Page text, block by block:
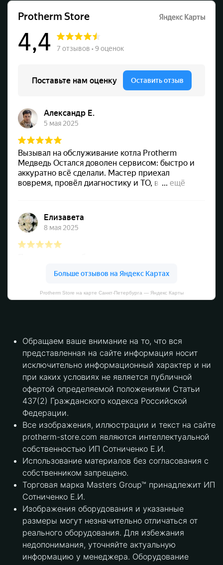
Protherm Store на карте Санкт‑Петербурга — Яндекс Карты
Обращаем ваше внимание на то, что вся
представленная на сайте информация носит
исключительно информационный характер и ни
при каких условиях не является публичной
офертой определяемой положениями Статьи
437(2) Гражданского кодекса Российской
Федерации.
Все изображения, иллюстрации и текст на сайте
protherm-store.com являются интеллектуальной
собственностью ИП Сотниченко Е.И.
Использование материалов без согласования с
собственником запрещено.
Торговая марка Masters Group™ принадлежит ИП
Сотниченко Е.И.
Изображения оборудования и указанные
размеры могут незначительно отличаться от
реального оборудования. Для избежания
недопонимания, уточняйте актуальную
информацию у менеджера. Оборудование